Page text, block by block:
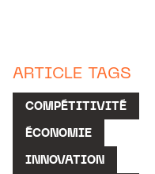
ARTICLE TAGS
COMPÉTITIVITÉ
ÉCONOMIE
INNOVATION